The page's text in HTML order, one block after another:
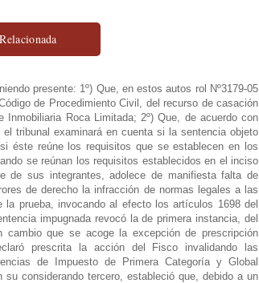
presente: 1º) Que, en estos autos rol Nº3179-05
de Procedimiento Civil, del recurso de casación
Roca Limitada; 2º) Que, de acuerdo con
tribunal examinará en cuenta si la sentencia objeto
éste reúne los requisitos que se establecen en los
se reúnan los requisitos establecidos en el inciso
de sus integrantes, adolece de manifiesta falta de
de derecho la infracción de normas legales a las
prueba, invocando al efecto los artículos 1698 del
impugnada revocó la de primera instancia, del
que se acoge la excepción de prescripción
prescrita la acción del Fisco invalidando las
de Impuesto de Primera Categoría y Global
considerando tercero, estableció que, debido a un